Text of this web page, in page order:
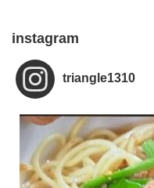
instagram
triangle1310